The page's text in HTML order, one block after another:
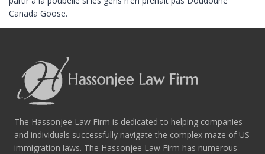
Canada Goose.
The Hassonjee Law Firm is dedicated to helping companies
and individuals successfully navigate the complex maze of US
immigration laws. The Hassonjee Law Firm has numerous